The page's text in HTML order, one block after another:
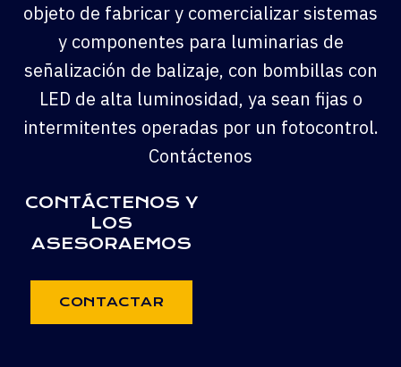
objeto de fabricar y comercializar sistemas
y componentes para luminarias de
señalización de balizaje, con bombillas con
LED de alta luminosidad, ya sean fijas o
intermitentes operadas por un fotocontrol.
Contáctenos
CONTÁCTENOS Y
LOS
ASESORAEMOS